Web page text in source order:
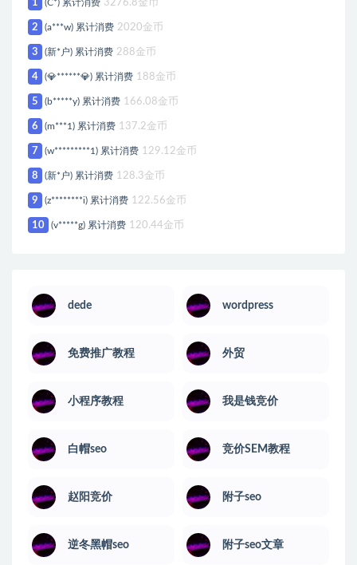
1 (C*) 累计消费 3276.8金币
2 (a***w) 累计消费 2020金币
3 (新*户) 累计消费 288金币
4 (💎******💎) 累计消费 188金币
5 (b*****y) 累计消费 166.08金币
6 (m***1) 累计消费 137.2金币
7 (w*********1) 累计消费 129.12金币
8 (新*户) 累计消费 128.3金币
9 (z********i) 累计消费 122.56金币
10 (v*****g) 累计消费 120.44金币
dede wordpress
免费推广教程 外贸
小程序教程 我是钱竞价
白帽seo 竞价SEM教程
赵阳竞价 附子seo
逆冬黑帽seo 附子seo文章